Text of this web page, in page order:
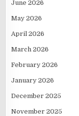
June 2026
May 2026
April 2026
March 2026
February 2026
January 2026
December 2025
November 2025